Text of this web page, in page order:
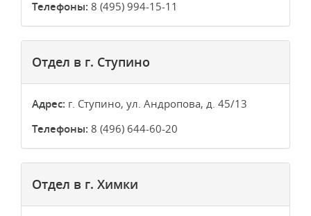
Телефоны: 8 (495) 994-15-11
Отдел в г. Ступино
Адрес: г. Ступино, ул. Андропова, д. 45/13
Телефоны: 8 (496) 644-60-20
Отдел в г. Химки